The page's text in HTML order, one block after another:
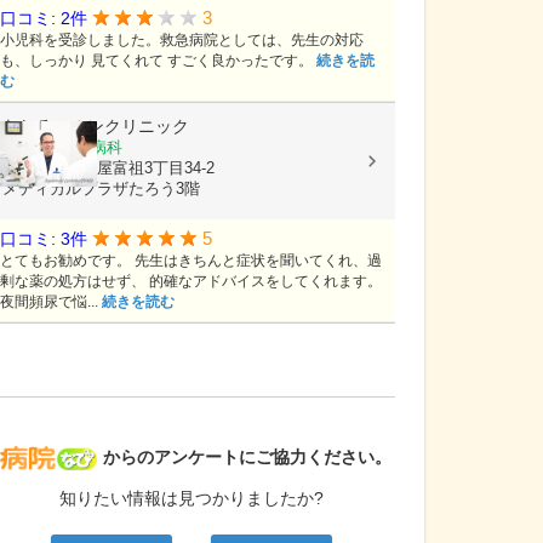
病院なび
からのアンケートにご協力ください。
知りたい情報は見つかりましたか?
口コミ: 2件 3
小児科を受診しました。救急病院としては、先生の対応
も、しっかり 見てくれて すごく良かったです。 続きを読
む
なしろハルンクリニック
泌尿器科, 性病科
沖縄県浦添市屋富祖3丁目34-2
メディカルプラザたろう3階
口コミ: 3件 5
とてもお勧めです。 先生はきちんと症状を聞いてくれ、過
剰な薬の処方はせず、 的確なアドバイスをしてくれます。
夜間頻尿で悩... 続きを読む